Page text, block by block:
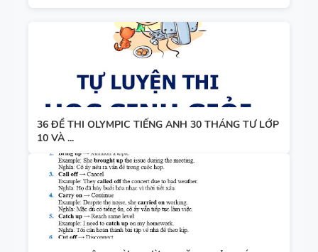
36 ĐỀ THI OLYMPIC TIẾNG ANH 30 THÁNG TƯ LỚP
10 VÀ ...